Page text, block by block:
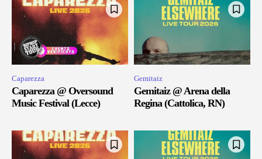
Caparezza
Caparezza @ Oversound
Music Festival (Lecce)
Gemitaiz
Gemitaiz @ Arena della
Regina (Cattolica, RN)